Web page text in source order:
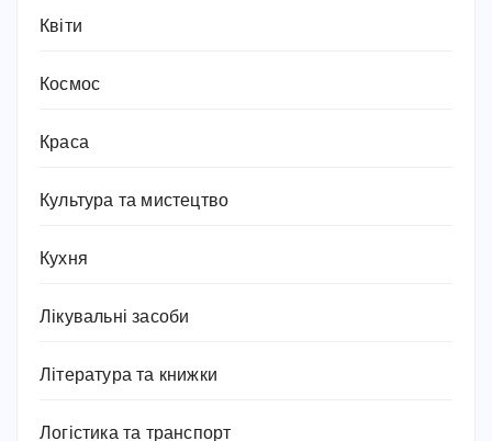
Квіти
Космос
Краса
Культура та мистецтво
Кухня
Лікувальні засоби
Література та книжки
Логістика та транспорт